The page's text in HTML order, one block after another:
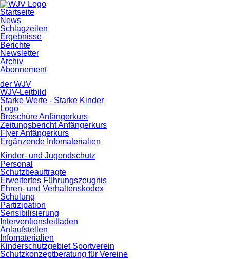
Navigation
überspringen
Startseite
News
Schlagzeilen
Ergebnisse
Berichte
Newsletter
Archiv
Abonnement
der WJV
WJV-Leitbild
Starke Werte - Starke Kinder
Logo
Broschüre Anfängerkurs
Zeitungsbericht Anfängerkurs
Flyer Anfängerkurs
Ergänzende Infomaterialien
Kinder- und Jugendschutz
Personal
Schutzbeauftragte
Erweitertes Führungszeugnis
Ehren- und Verhaltenskodex
Schulung
Partizipation
Sensibilisierung
Interventionsleitfaden
Anlaufstellen
Infomaterialien
Kinderschutzgebiet Sportverein
Schutzkonzeptberatung für Vereine